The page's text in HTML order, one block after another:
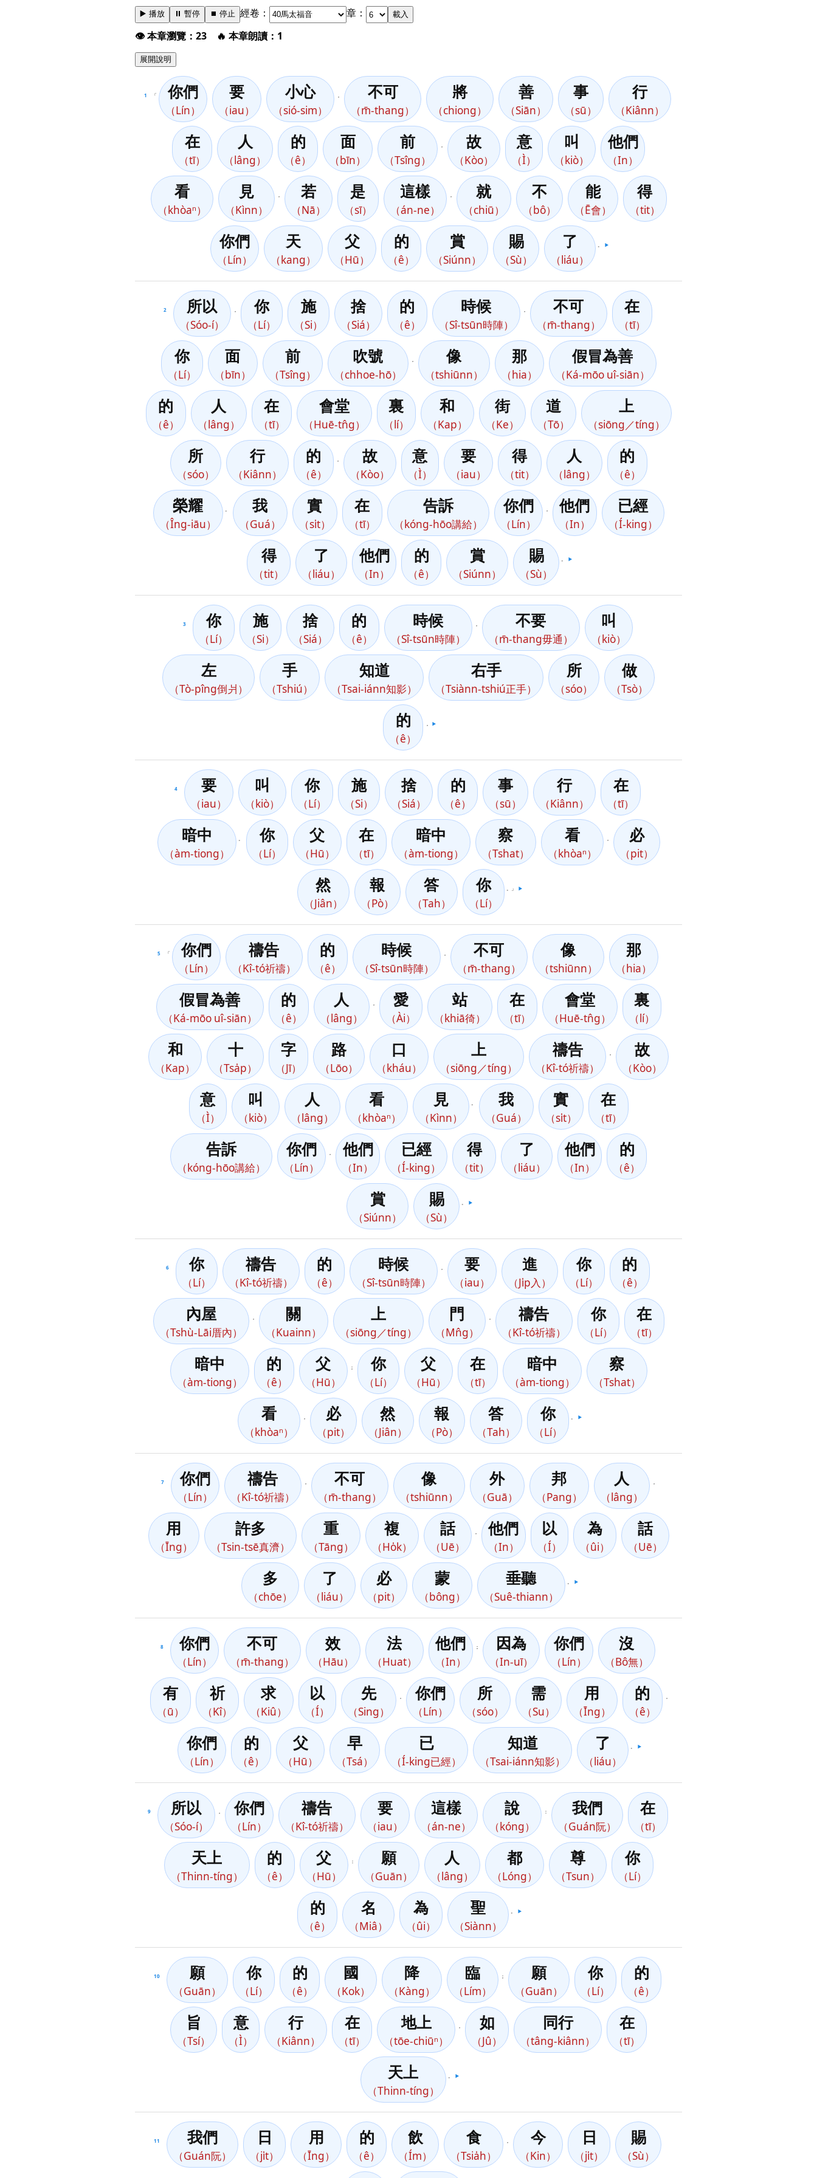
▶️ 播放 ⏸️ 暫停 ⏹️ 停止 經卷： 章： 載入
👁️ 本章瀏覽：23 🔥 本章朗讀：1
展開說明
1 「 你們
（Lín）
要
（iau）
小心
（sió-sim）
不可
（m̄-thang）
將
（chiong）
善
（Siān）
事
（sū）
行
（Kiânn）
在
（tī）
人
（lâng）
的
（ê）
面
（bīn）
前
（Tsîng）
故
（Kòo）
意
（Ì）
叫
（kiò）
他們
（In）
看
（khòaⁿ）
見
（Kìnn）
若
（Nā）
是
（sī）
這樣
（án-ne）
就
（chiū）
不
（bô）
能
（Ē會）
得
（tit）
你們
（Lín）
天
（kang）
父
（Hū）
的
（ê）
賞
（Siúnn）
賜
（Sù）
了
（liáu）
▶️
2 所以
（Sóo-í）
你
（Lí）
施
（Si）
捨
（Siá）
的
（ê）
時候
（Sî-tsūn時陣）
不可
（m̄-thang）
在
（tī）
你
（Lí）
面
（bīn）
前
（Tsîng）
吹號
（chhoe-hō）
像
（tshiūnn）
那
（hia）
假冒為善
（Ká-mōo uî-siān）
的
（ê）
人
（lâng）
在
（tī）
會堂
（Huē-tn̂g）
裏
（lí）
和
（Kap）
街
（Ke）
道
（Tō）
上
（siōng／tíng）
所
（sóo）
行
（Kiânn）
的
（ê）
故
（Kòo）
意
（Ì）
要
（iau）
得
（tit）
人
（lâng）
的
（ê）
榮耀
（Îng-iāu）
我
（Guá）
實
（si̍t）
在
（tī）
告訴
（kóng-hōo講給）
你們
（Lín）
他們
（In）
已經
（Í-king）
得
（tit）
了
（liáu）
他們
（In）
的
（ê）
賞
（Siúnn）
賜
（Sù）
▶️
3 你
（Lí）
施
（Si）
捨
（Siá）
的
（ê）
時候
（Sî-tsūn時陣）
不要
（m̄-thang毋通）
叫
（kiò）
左
（Tò-pîng倒爿）
手
（Tshiú）
知道
（Tsai-iánn知影）
右手
（Tsiànn-tshiú正手）
所
（sóo）
做
（Tsò）
的
（ê）
▶️
4 要
（iau）
叫
（kiò）
你
（Lí）
施
（Si）
捨
（Siá）
的
（ê）
事
（sū）
行
（Kiânn）
在
（tī）
暗中
（àm-tiong）
你
（Lí）
父
（Hū）
在
（tī）
暗中
（àm-tiong）
察
（Tshat）
看
（khòaⁿ）
必
（pit）
然
（Jiân）
報
（Pò）
答
（Tah）
你
（Lí）
。」 ▶️
5 「 你們
（Lín）
禱告
（Kî-tó祈禱）
的
（ê）
時候
（Sî-tsūn時陣）
不可
（m̄-thang）
像
（tshiūnn）
那
（hia）
假冒為善
（Ká-mōo uî-siān）
的
（ê）
人
（lâng）
愛
（Ài）
站
（khiā徛）
在
（tī）
會堂
（Huē-tn̂g）
裏
（lí）
和
（Kap）
十
（Tsa̍p）
字
（Jī）
路
（Lōo）
口
（kháu）
上
（siōng／tíng）
禱告
（Kî-tó祈禱）
故
（Kòo）
意
（Ì）
叫
（kiò）
人
（lâng）
看
（khòaⁿ）
見
（Kìnn）
我
（Guá）
實
（si̍t）
在
（tī）
告訴
（kóng-hōo講給）
你們
（Lín）
他們
（In）
已經
（Í-king）
得
（tit）
了
（liáu）
他們
（In）
的
（ê）
賞
（Siúnn）
賜
（Sù）
▶️
6 你
（Lí）
禱告
（Kî-tó祈禱）
的
（ê）
時候
（Sî-tsūn時陣）
要
（iau）
進
（Ji̍p入）
你
（Lí）
的
（ê）
內屋
（Tshù-Lāi厝內）
關
（Kuainn）
上
（siōng／tíng）
門
（Mn̂g）
禱告
（Kî-tó祈禱）
你
（Lí）
在
（tī）
暗中
（àm-tiong）
的
（ê）
父
（Hū）
； 你
（Lí）
父
（Hū）
在
（tī）
暗中
（àm-tiong）
察
（Tshat）
看
（khòaⁿ）
必
（pit）
然
（Jiân）
報
（Pò）
答
（Tah）
你
（Lí）
▶️
7 你們
（Lín）
禱告
（Kî-tó祈禱）
不可
（m̄-thang）
像
（tshiūnn）
外
（Guā）
邦
（Pang）
人
（lâng）
用
（Īng）
許多
（Tsin-tsē真濟）
重
（Tāng）
複
（Ho̍k）
話
（Uē）
他們
（In）
以
（Í）
為
（ûi）
話
（Uē）
多
（chōe）
了
（liáu）
必
（pit）
蒙
（bông）
垂聽
（Suê-thiann）
▶️
8 你們
（Lín）
不可
（m̄-thang）
效
（Hāu）
法
（Huat）
他們
（In）
； 因為
（In-uī）
你們
（Lín）
沒
（Bô無）
有
（ū）
祈
（Kî）
求
（Kiû）
以
（Í）
先
（Sing）
你們
（Lín）
所
（sóo）
需
（Su）
用
（Īng）
的
（ê）
你們
（Lín）
的
（ê）
父
（Hū）
早
（Tsá）
已
（Í-king已經）
知道
（Tsai-iánn知影）
了
（liáu）
▶️
9 所以
（Sóo-í）
你們
（Lín）
禱告
（Kî-tó祈禱）
要
（iau）
這樣
（án-ne）
說
（kóng）
： 我們
（Guán阮）
在
（tī）
天上
（Thinn-tíng）
的
（ê）
父
（Hū）
： 願
（Guān）
人
（lâng）
都
（Lóng）
尊
（Tsun）
你
（Lí）
的
（ê）
名
（Miâ）
為
（ûi）
聖
（Siànn）
▶️
10 願
（Guān）
你
（Lí）
的
（ê）
國
（Kok）
降
（Kàng）
臨
（Lím）
； 願
（Guān）
你
（Lí）
的
（ê）
旨
（Tsí）
意
（Ì）
行
（Kiânn）
在
（tī）
地上
（tōe-chiūⁿ）
如
（Jû）
同行
（tâng-kiânn）
在
（tī）
天上
（Thinn-tíng）
▶️
11 我們
（Guán阮）
日
（ji̍t）
用
（Īng）
的
（ê）
飲
（Ím）
食
（Tsia̍h）
今
（Kin）
日
（ji̍t）
賜
（Sù）